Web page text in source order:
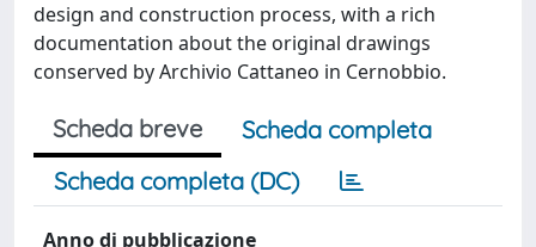
design and construction process, with a rich
documentation about the original drawings
conserved by Archivio Cattaneo in Cernobbio.
Scheda breve
Scheda completa
Scheda completa (DC)
Anno di pubblicazione